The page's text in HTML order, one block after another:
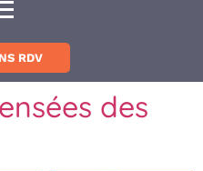
RDV
des